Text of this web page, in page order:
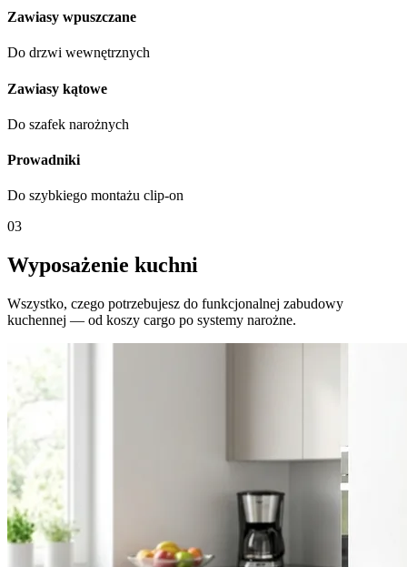
Zawiasy wpuszczane
Do drzwi wewnętrznych
Zawiasy kątowe
Do szafek narożnych
Prowadniki
Do szybkiego montażu clip-on
03
Wyposażenie kuchni
Wszystko, czego potrzebujesz do funkcjonalnej zabudowy
kuchennej — od koszy cargo po systemy narożne.